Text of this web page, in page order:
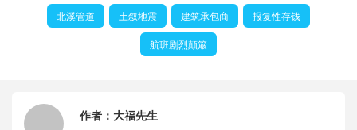
北溪管道 土叙地震 建筑承包商 报复性存钱
航班剧烈颠簸
作者： 大福先生